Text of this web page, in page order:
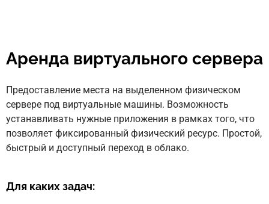
Аренда виртуального сервера
Предоставление места на выделенном физическом
сервере под виртуальные машины. Возможность
устанавливать нужные приложения в рамках того, что
позволяет фиксированный физический ресурс. Простой,
быстрый и доступный переход в облако.
Для каких задач: